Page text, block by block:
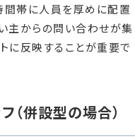
間帯に人員を厚めに配置
主からの問い合わせが集
に反映することが重要で
（併設型の場合）